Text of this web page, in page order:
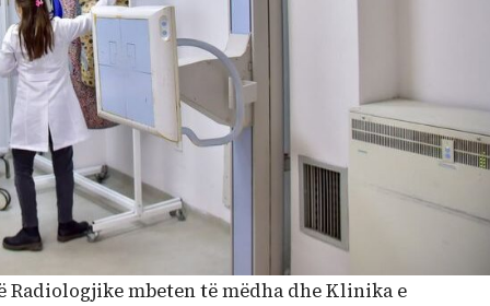
Radiologjike mbeten të mëdha dhe Klinika e